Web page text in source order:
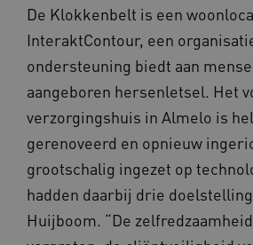
De Klokkenbelt is een
InteraktContour, een
ondersteuning biedt aan
aangeboren hersenletsel. Het
verzorgingshuis in Almelo is
gerenoveerd en opnieuw
grootschalig ingezet op
hadden daarbij drie
Huijboom. “De